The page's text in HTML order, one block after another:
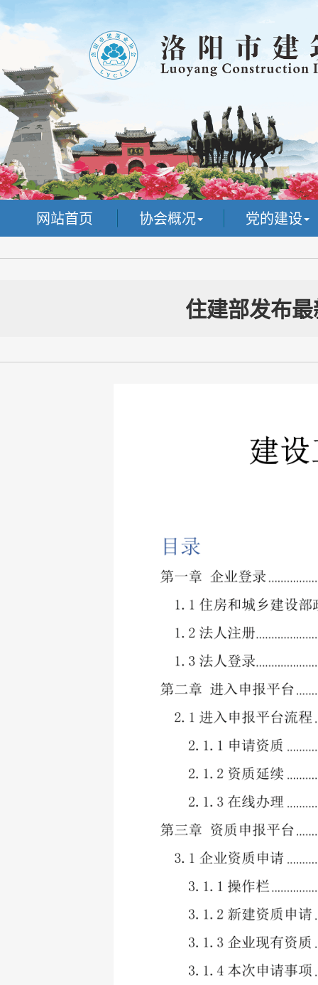
网站首页 协会概况 党的建设
住建部发布